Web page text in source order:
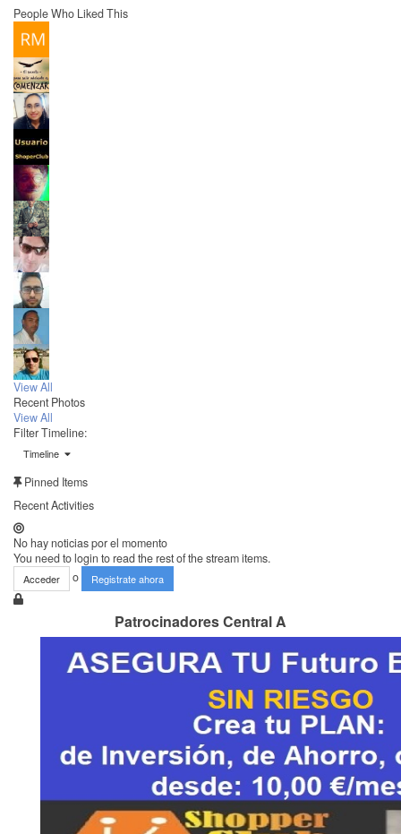
People Who Liked This
View All
Recent Photos
View All
Filter Timeline:
Timeline
Pinned Items
Recent Activities
No hay noticias por el momento
You need to login to read the rest of the stream items.
Acceder o Registrate ahora
Patrocinadores Central A